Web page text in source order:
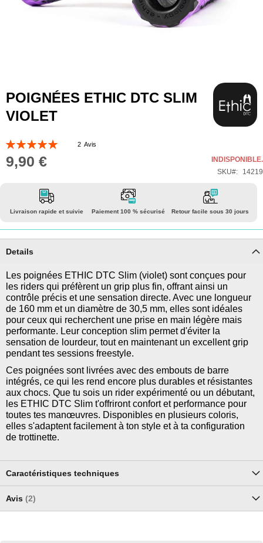
Skip
to
the
the
POIGNÉES ETHIC DTC SLIM
VIOLET
Évaluation:
100
% of100
2 Avis
9,90 €
INDISPONIBLE.
SKU
14219
Livraison rapide et suivie Paiement 100 % sécurisé Retour facile sous 30 jours
Details
Les poignées ETHIC DTC Slim (violet) sont conçues pour
les riders qui préfèrent un grip plus fin, offrant ainsi un
contrôle précis et une sensation directe. Avec une longueur
de 160 mm et un diamètre de 30,5 mm, elles sont idéales
pour ceux qui recherchent une prise en main légère mais
performante. Leur conception slim permet d'éviter la
sensation de lourdeur, tout en maintenant un excellent grip
pendant tes sessions freestyle.
Ces poignées sont livrées avec des embouts de barre
intégrés, ce qui les rend encore plus durables et résistantes
aux chocs. Que tu sois un rider expérimenté ou un débutant,
les ETHIC DTC Slim t'offriront confort et performance pour
toutes tes manœuvres. Disponibles en plusieurs coloris,
elles s'adaptent facilement à ton style et à ta configuration
de trottinette.
Caractéristiques techniques
Avis 2